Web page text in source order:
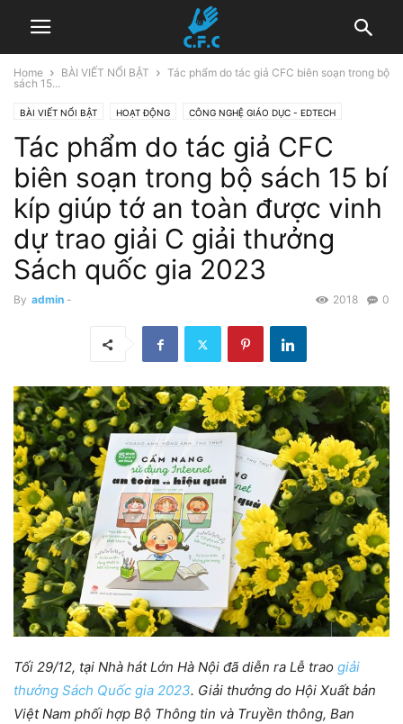
Home BÀI VIẾT NỔI BẬT
Tác phẩm do tác giả CFC biên soạn trong bộ
sách 15...
BÀI VIẾT NỔI BẬT HOẠT ĐỘNG CÔNG NGHỆ GIÁO DỤC - EDTECH
TÀI NGUYÊN TÂM LÝ GIÁO DỤC
Tác phẩm do tác giả CFC
biên soạn trong bộ sách 15 bí
kíp giúp tớ an toàn được vinh
dự trao giải C giải thưởng
Sách quốc gia 2023
By admin - 0
2018
Tối 29/12, tại Nhà hát Lớn Hà Nội đã diễn ra Lễ trao giải
thưởng Sách Quốc gia 2023. Giải thưởng do Hội Xuất bản
Việt Nam phối hợp Bộ Thông tin và Truyền thông, Ban